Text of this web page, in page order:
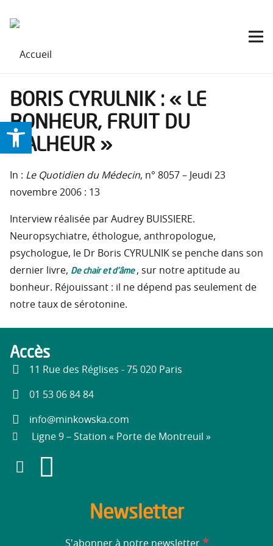
BORIS CYRULNIK : « LE
BONHEUR, FRUIT DU
MALHEUR »
In : Le Quotidien du Médecin, n° 8057 – Jeudi 23
novembre 2006 : 13
Interview réalisée par Audrey BUISSIERE.
Neuropsychiatre, éthologue, anthropologue,
psychologue, le Dr Boris CYRULNIK se penche dans son
dernier livre, De chair et d’âme , sur notre aptitude au
bonheur. Réjouissant : il ne dépend pas seulement de
notre taux de sérotonine.
Accès
11 Rue des Réglises - 75 020 Paris
01 53 06 84 84
info@minkowska.com
Ligne 9 – Station « Porte de Montreuil »
Newsletter
S'abonner à notre newsletter *
Ouvrir la barre d’outils